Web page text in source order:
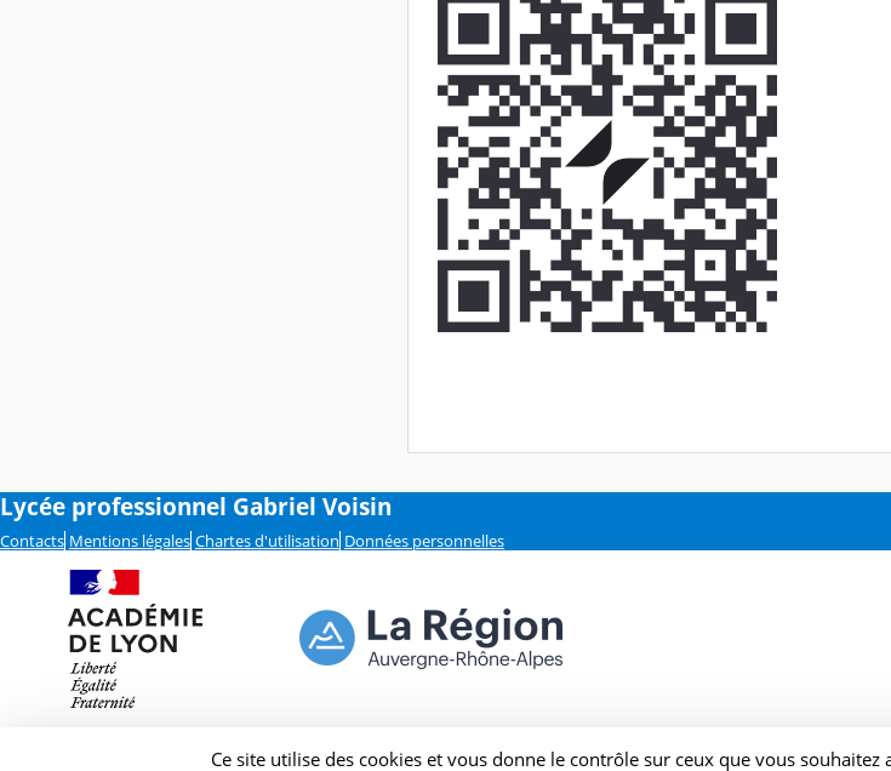
Lycée professionnel Gabriel Voisin
Contacts Mentions légales Chartes d'utilisation Données personnelles
Ce site utilise des cookies et vous donne le contrôle sur ceux que vous souhaitez